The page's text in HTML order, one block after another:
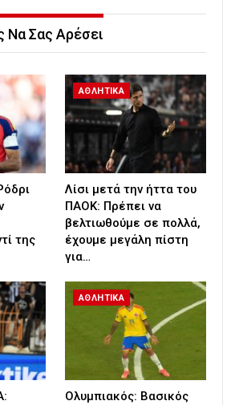
Να Σας Αρέσει
της
ΑΘΛΗΤΙΚΑ
Λίσι μετά την ήττα του
ΠΑΟΚ: Πρέπει να
βελτιωθούμε σε πολλά,
έχουμε μεγάλη πίστη
για…
ΑΘΛΗΤΙΚΑ
Ολυμπιακός: Βασικός